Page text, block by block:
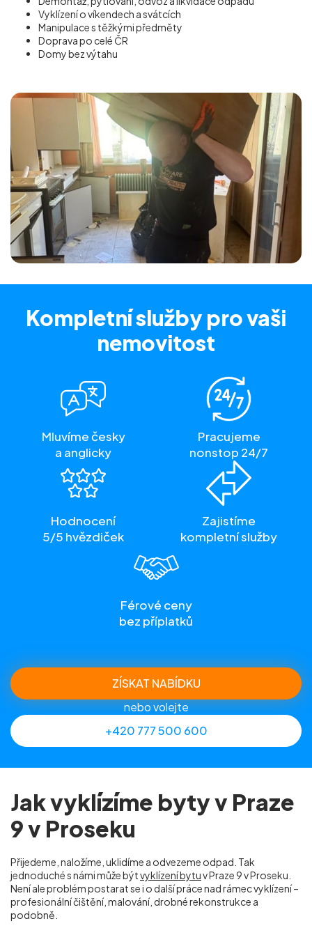
Vyklízení o víkendech a svátcích
Manipulace s těžkými předměty
Doprava po celé ČR
Domy bez výtahu
Kompletní služby pro vaši
nemovitost
Mluvíme česky
a anglicky
Pracujeme
nonstop 24/7
Hodnocení
5/5 hvězdiček
Zajistíme
kompletní služby
Férové ceny
bez příplatků
ZÍSKAT NABÍDKU
nebo volejte
+420 777 500 600
Jak vyklízíme byty v Praze
9 v Proseku
Přijedeme, naložíme, uklidíme a odvezeme odpad. Tak
jednoduché s námi může býtvyklízení bytuv Praze 9 v Proseku.
Není ale problém postarat se i o další práce nad rámec vyklízení –
profesionální čištění, malování, drobné rekonstrukce a
podobně.